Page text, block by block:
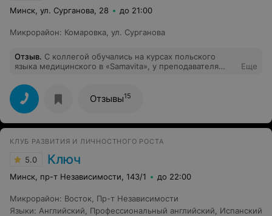
Минск, ул. Сурганова, 28 до 21:00
Микрорайон: Комаровка ул. Сурганова
Отзыв. С коллегой обучались на курсах польского
языка медицинского в «Samаvita», у преподавателя
уровень языка(уровень языка был где-то А1, с
натяжкой А2; в для изучения медицинского польского
нужно желательно В1),благодаря данным курсам
смогли хорошо подготовиться к экзамену и успешно
сдать с первой попытки. На занятиях поднимались
Первое время было тяжело,преподаватель достаточно
требовательный,но зато виден результат! На занятиях
приятная и комфортная атмосфера. Однозначно
рекомендуем данные курсы польского языка. И
выражаем огромную благодарность нашему
Еще
Отзывы15
КЛУБ РАЗВИТИЯ И ЛИЧНОСТНОГО РОСТА
5.0 Ключ
Минск, пр-т Независимости, 143/1 до 22:00
Микрорайон: Восток Пр-т Независимости
Языки: Английский Профессиональный английский Испанский